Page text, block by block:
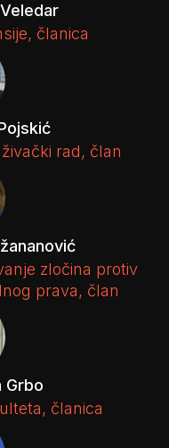
članica
rad, član
zločina protiv
prava, član
Grbo
članica